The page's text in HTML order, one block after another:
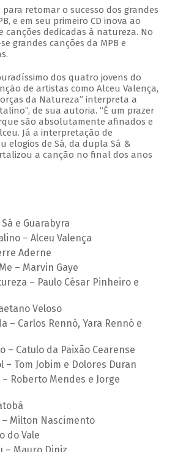
para retomar o sucesso dos grandes
e em seu primeiro CD inova ao
canções dedicadas à natureza. No
grandes canções da MPB e
dos quatro jovens do
de artistas como Alceu Valença,
da Natureza” interpreta a
de sua autoria. “É um prazer
são absolutamente afinados e
Já a interpretação de
elogios de Sá, da dupla Sá &
a canção no final dos anos
e Guarabyra
– Alceu Valença
Aderne
– Marvin Gaye
– Paulo César Pinheiro e
Veloso
– Carlos Rennó, Yara Rennó e
– Catulo da Paixão Cearense
– Tom Jobim e Dolores Duran
– Roberto Mendes e Jorge
Milton Nascimento
do Vale